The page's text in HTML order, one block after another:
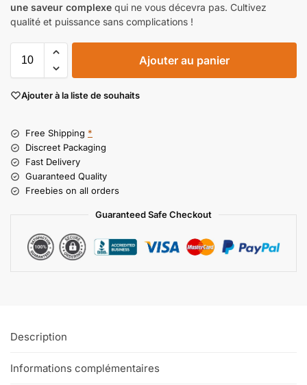
une saveur complexe qui ne vous décevra pas. Cultivez
qualité et puissance sans complications !
Ajouter au panier
Ajouter à la liste de souhaits
Free Shipping *
Discreet Packaging
Fast Delivery
Guaranteed Quality
Freebies on all orders
Guaranteed Safe Checkout
Description
Informations complémentaires